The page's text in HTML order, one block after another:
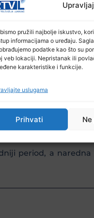
pružili najbolje iskustvo,
informacijama o uređaju.
podatke kao što su
veb lokaciji. Nepristanak ili
karakteristike i funkcije.
uslugama
Prihvati
preko
jačao uticaj sa
područjima i
ali s obzirom
zubima, onda
prosjeka. U
ne bi trebalo
period, a